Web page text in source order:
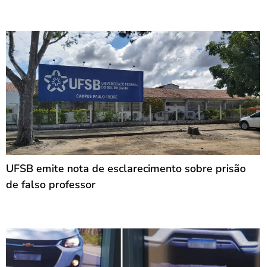
UFSB emite nota de esclarecimento sobre prisão
de falso professor